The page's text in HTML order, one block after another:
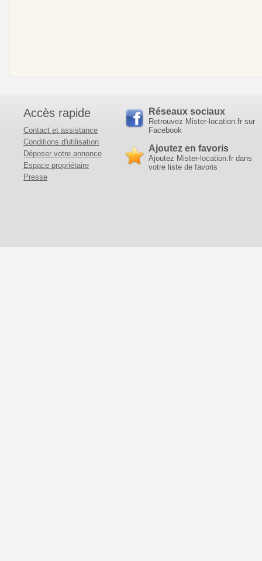
Accès rapide
Contact et assistance
Conditions d'utilisation
Déposer votre annonce
Espace propriétaire
Presse
Réseaux sociaux
Retrouvez Mister-location.fr sur
Facebook
Ajoutez en favoris
Ajoutez Mister-location.fr dans
votre liste de favoris